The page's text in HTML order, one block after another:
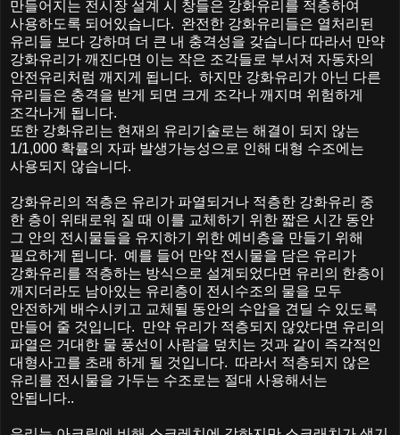
만들어지는 전시장 설계 시 창들은 강화유리를 적층하여
사용하도록 되어있습니다. 완전한 강화유리들은 열처리된
유리들 보다 강하며 더 큰 내 충격성을 갖습니다 따라서 만약
강화유리가 깨진다면 이는 작은 조각들로 부서져 자동차의
안전유리처럼 깨지게 됩니다. 하지만 강화유리가 아닌 다른
유리들은 충격을 받게 되면 크게 조각나 깨지며 위험하게
조각나게 됩니다.
또한 강화유리는 현재의 유리기술로는 해결이 되지 않는
1/1,000 확률의 자파 발생가능성으로 인해 대형 수조에는
사용되지 않습니다.
강화유리의 적층은 유리가 파열되거나 적층한 강화유리 중
한 층이 위태로워 질 때 이를 교체하기 위한 짧은 시간 동안
그 안의 전시물들을 유지하기 위한 예비층을 만들기 위해
필요하게 됩니다. 예를 들어 만약 전시물을 담은 유리가
강화유리를 적층하는 방식으로 설계되었다면 유리의 한층이
깨지더라도 남아있는 유리층이 전시수조의 물을 모두
안전하게 배수시키고 교체될 동안의 수압을 견딜 수 있도록
만들어 줄 것입니다. 만약 유리가 적층되지 않았다면 유리의
파열은 거대한 물 풍선이 사람을 덮치는 것과 같이 즉각적인
대형사고를 초래 하게 될 것입니다. 따라서 적층되지 않은
유리를 전시물을 가두는 수조로는 절대 사용해서는
안됩니다..